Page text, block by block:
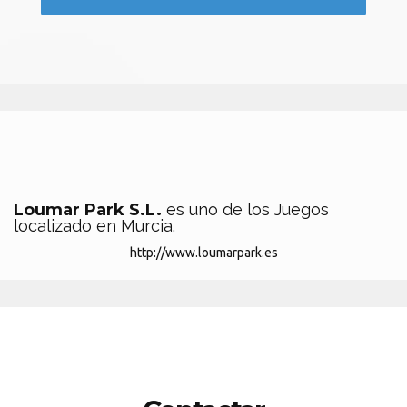
Loumar Park S.L. es uno de los Juegos
localizado en Murcia.
http://www.loumarpark.es